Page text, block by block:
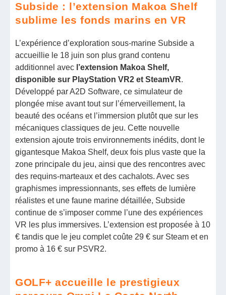
Subside : l’extension Makoa Shelf
sublime les fonds marins en VR
L’expérience d’exploration sous-marine Subside a
accueillie le 18 juin son plus grand contenu
additionnel avec l’extension Makoa Shelf,
disponible sur PlayStation VR2 et SteamVR.
Développé par A2D Software, ce simulateur de
plongée mise avant tout sur l’émerveillement, la
beauté des océans et l’immersion plutôt que sur les
mécaniques classiques de jeu. Cette nouvelle
extension ajoute trois environnements inédits, dont le
gigantesque Makoa Shelf, deux fois plus vaste que la
zone principale du jeu, ainsi que des rencontres avec
des requins-marteaux et des cachalots. Avec ses
graphismes impressionnants, ses effets de lumière
réalistes et une faune marine détaillée, Subside
continue de s’imposer comme l’une des expériences
VR les plus immersives. L’extension est proposée à 10
€ tandis que le jeu complet coûte 29 € sur Steam et en
promo à 16 € sur PSVR2.
GOLF+ accueille le prestigieux